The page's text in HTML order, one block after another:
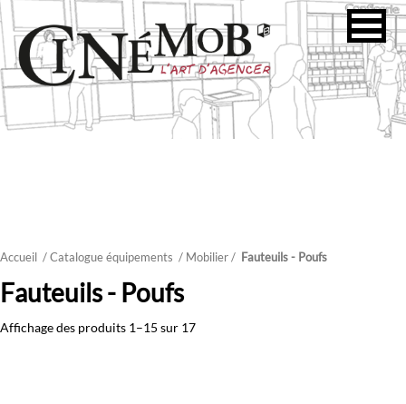
Accueil / Catalogue équipements / Mobilier/ Fauteuils - Poufs
Fauteuils - Poufs
Affichage des produits 1–15 sur 17